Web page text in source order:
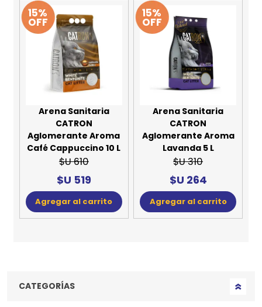
15%
OFF
Arena Sanitaria
CATRON
Aglomerante Aroma
Café Cappuccino 10 L
$U 610
$U 519
Agregar al carrito
15%
OFF
Arena Sanitaria
CATRON
Aglomerante Aroma
Lavanda 5 L
$U 310
$U 264
Agregar al carrito
CATEGORÍAS